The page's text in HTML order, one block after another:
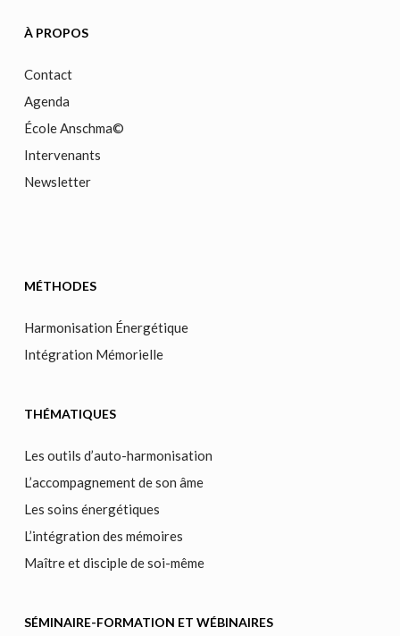
À PROPOS
Contact
Agenda
École Anschma©
Intervenants
Newsletter
MÉTHODES
Harmonisation Énergétique
Intégration Mémorielle
THÉMATIQUES
Les outils d’auto-harmonisation
L’accompagnement de son âme
Les soins énergétiques
L’intégration des mémoires
Maître et disciple de soi-même
SÉMINAIRE-FORMATION ET WÉBINAIRES